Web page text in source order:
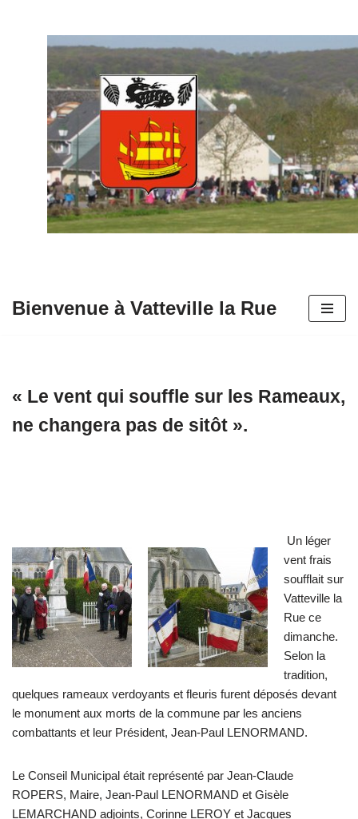
contenu
Bienvenue à Vatteville la Rue
« Le vent qui souffle sur les Rameaux,
ne changera pas de sitôt ».
Un léger
vent frais
soufflait sur
Vatteville la
Rue ce
dimanche.
Selon la
tradition,
quelques rameaux verdoyants et fleuris furent déposés devant
le monument aux morts de la commune par les anciens
combattants et leur Président, Jean-Paul LENORMAND.
Le Conseil Municipal était représenté par Jean-Claude
ROPERS, Maire, Jean-Paul LENORMAND et Gisèle
LEMARCHAND adjoints, Corinne LEROY et Jacques